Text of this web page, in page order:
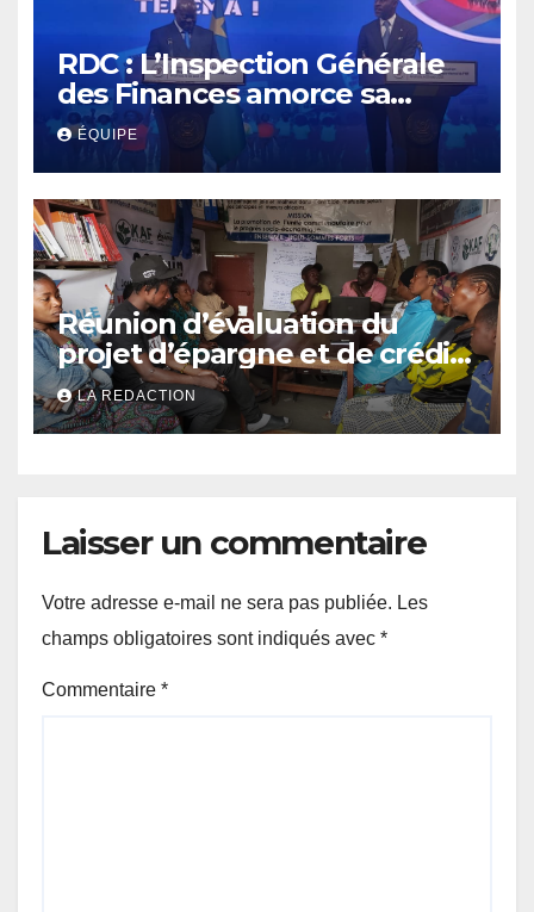
RDC : L’Inspection Générale
des Finances amorce sa
révolution numérique pour
un contrôle permanent des
finances publiques
ÉQUIPE
Réunion d’évaluation du
projet d’épargne et de crédit
de JIRANI MSAADA Asbl : des
résultats encourageants et
une expansion annoncée
LA REDACTION
Laisser un commentaire
Votre adresse e-mail ne sera pas publiée. Les
champs obligatoires sont indiqués avec *
Commentaire *